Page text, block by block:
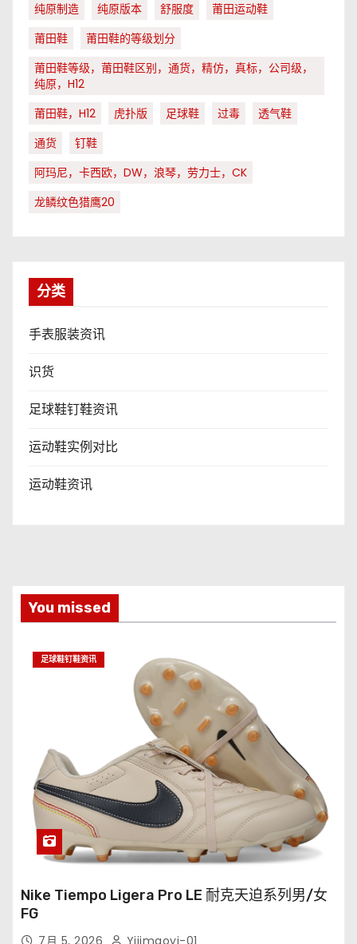
纯原制造
纯原版本 舒服度
莆田运动鞋
莆田鞋
莆田鞋的等级划分
莆田鞋等级，莆田鞋区别，通货，精仿，真标，公司级，
纯原，H12
莆田鞋，H12
虎扑版 足球鞋 过毒
透气鞋
通货
钉鞋
阿玛尼，卡西欧，DW，浪琴，劳力士，CK
龙鳞纹色猎鹰20
分类
手表服装资讯
识货
足球鞋钉鞋资讯
运动鞋实例对比
运动鞋资讯
You missed
足球鞋钉鞋资讯
Nike Tiempo Ligera Pro LE 耐克天迫系列男/女
FG